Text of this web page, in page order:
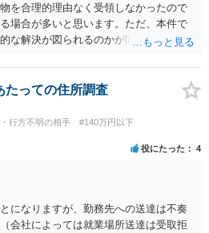
を合理的理由なく受領しなかったので
場合が多いと思います。ただ、本件で
な解決が図られるのかが問題になるた
たっての住所調査
行方不明の相手
#140万円以下
役にたった 4
になりますが、勤務先への送達は不奏
会社によっては就業場所送達は受取拒